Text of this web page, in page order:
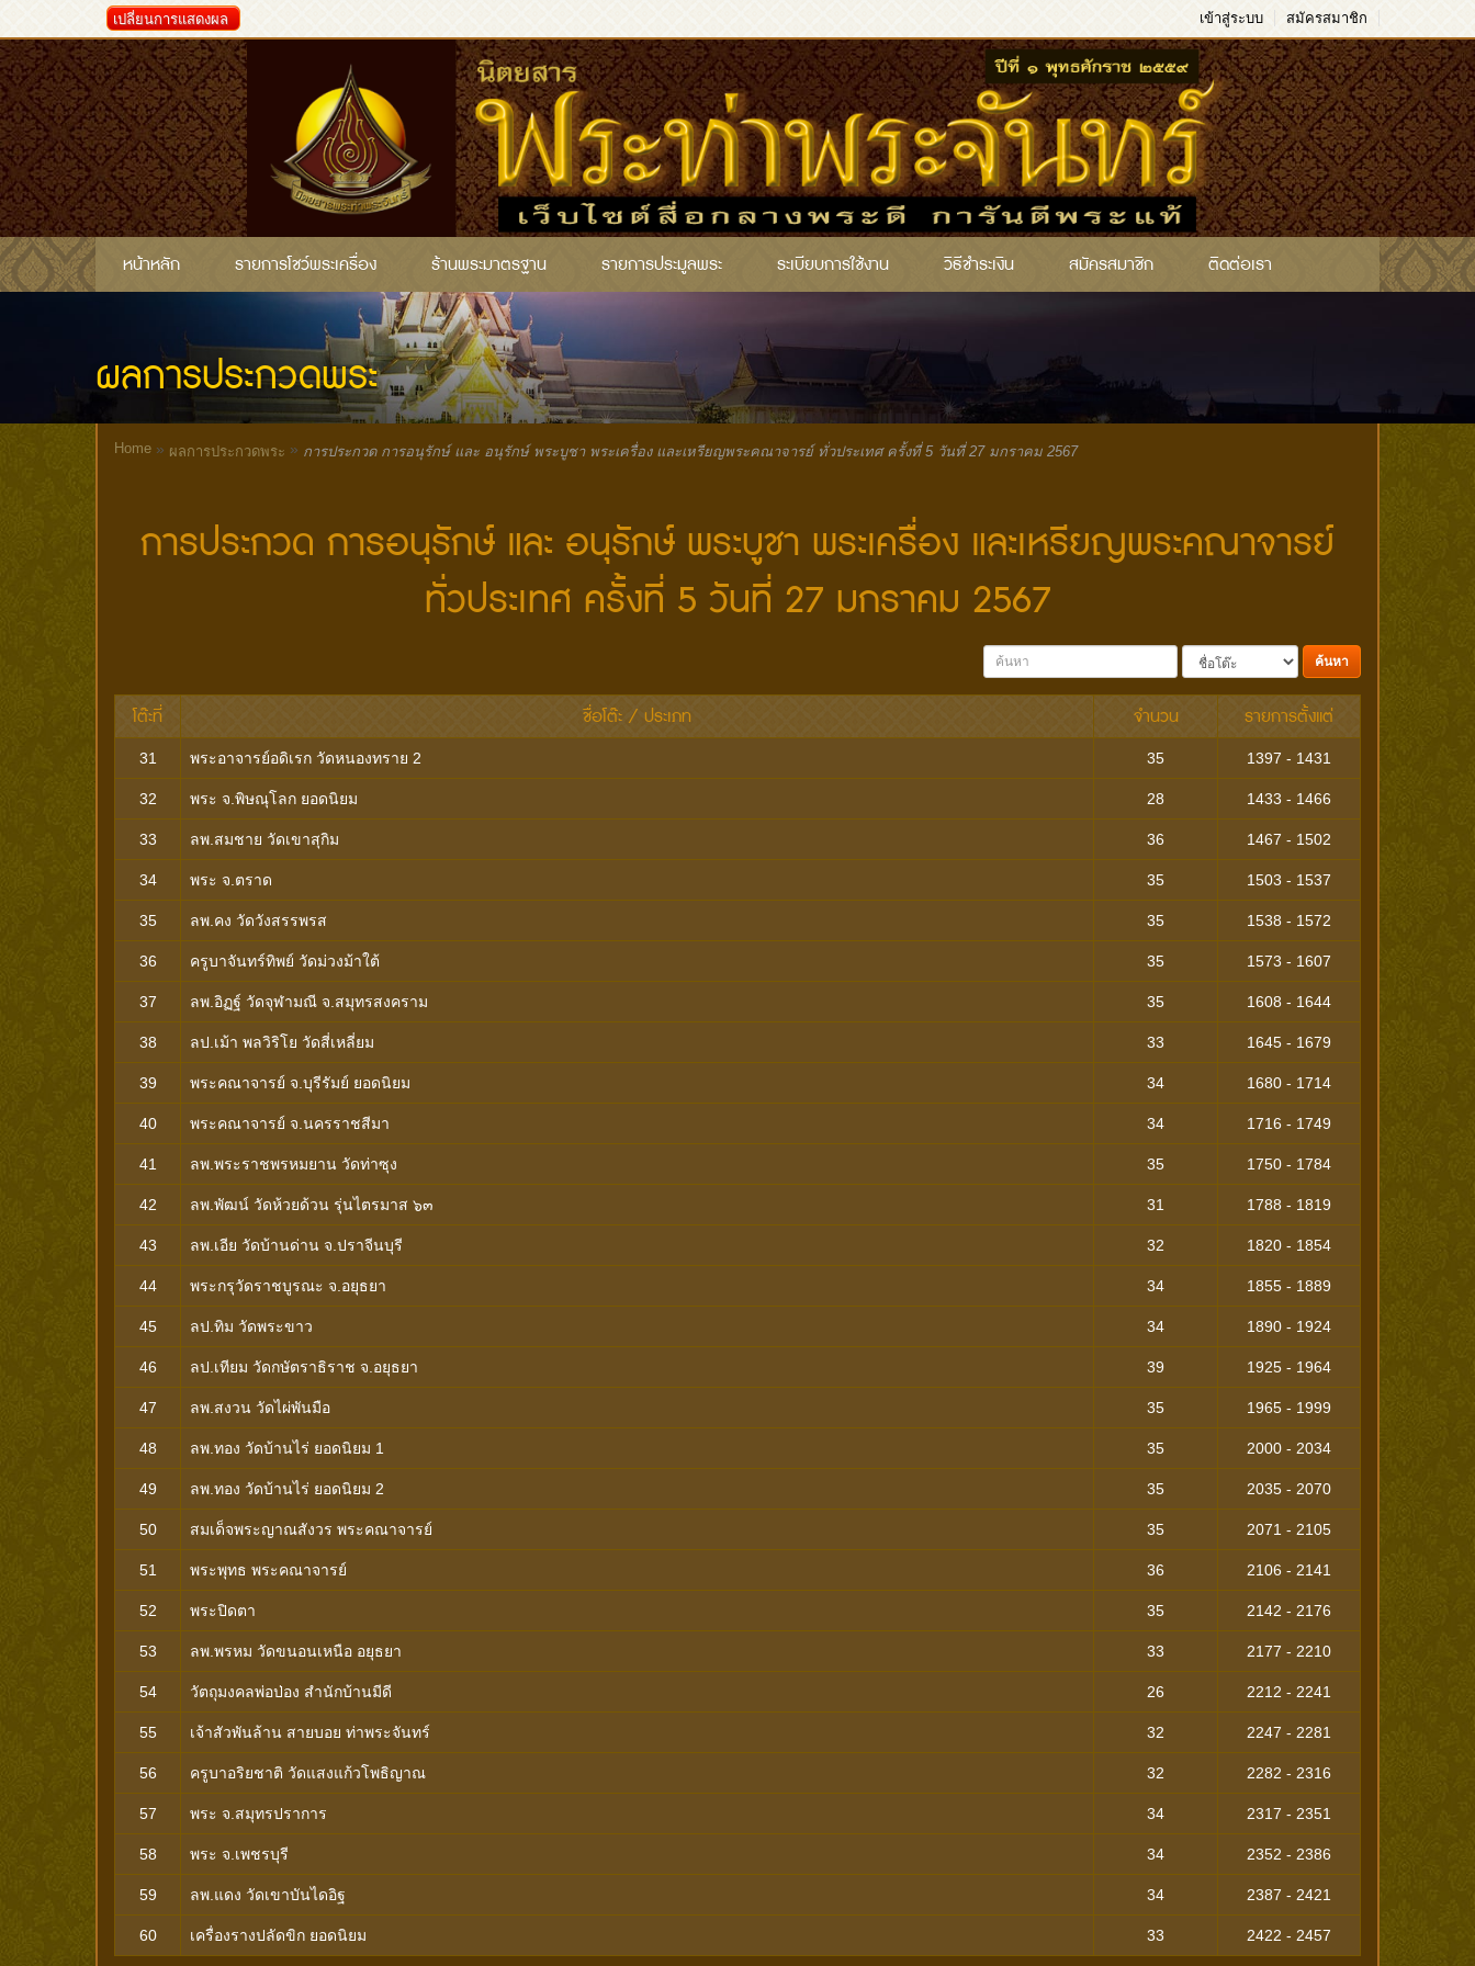
เปลี่ยนการแสดงผล เข้าสู่ระบบ สมัครสมาชิก
หน้าหลัก รายการโชว์พระเครื่อง ร้านพระมาตรฐาน รายการประมูลพระ ระเบียบการใช้งาน วิธีชำระเงิน สมัครสมาชิก ติดต่อเรา
ผลการประกวดพระ
Home » ผลการประกวดพระ » การประกวด การอนุรักษ์ และ อนุรักษ์ พระบูชา พระเครื่อง และเหรียญพระคณาจารย์ ทั่วประเทศ ครั้งที่ 5 วันที่ 27 มกราคม 2567
การประกวด การอนุรักษ์ และ อนุรักษ์ พระบูชา พระเครื่อง และเหรียญพระคณาจารย์
ทั่วประเทศ ครั้งที่ 5 วันที่ 27 มกราคม 2567
ค้นหา
โต๊ะที่ ชื่อโต๊ะ / ประเภท จำนวน รายการตั้งแต่
31 พระอาจารย์อดิเรก วัดหนองทราย 2 35 1397 - 1431
32 พระ จ.พิษณุโลก ยอดนิยม 28 1433 - 1466
33 ลพ.สมชาย วัดเขาสุกิม 36 1467 - 1502
34 พระ จ.ตราด 35 1503 - 1537
35 ลพ.คง วัดวังสรรพรส 35 1538 - 1572
36 ครูบาจันทร์ทิพย์ วัดม่วงม้าใต้ 35 1573 - 1607
37 ลพ.อิฏฐ์ วัดจุฬามณี จ.สมุทรสงคราม 35 1608 - 1644
38 ลป.เม้า พลวิริโย วัดสี่เหลี่ยม 33 1645 - 1679
39 พระคณาจารย์ จ.บุรีรัมย์ ยอดนิยม 34 1680 - 1714
40 พระคณาจารย์ จ.นครราชสีมา 34 1716 - 1749
41 ลพ.พระราชพรหมยาน วัดท่าซุง 35 1750 - 1784
42 ลพ.พัฒน์ วัดห้วยด้วน รุ่นไตรมาส ๖๓ 31 1788 - 1819
43 ลพ.เอีย วัดบ้านด่าน จ.ปราจีนบุรี 32 1820 - 1854
44 พระกรุวัดราชบูรณะ จ.อยุธยา 34 1855 - 1889
45 ลป.ทิม วัดพระขาว 34 1890 - 1924
46 ลป.เทียม วัดกษัตราธิราช จ.อยุธยา 39 1925 - 1964
47 ลพ.สงวน วัดไผ่พันมือ 35 1965 - 1999
48 ลพ.ทอง วัดบ้านไร่ ยอดนิยม 1 35 2000 - 2034
49 ลพ.ทอง วัดบ้านไร่ ยอดนิยม 2 35 2035 - 2070
50 สมเด็จพระญาณสังวร พระคณาจารย์ 35 2071 - 2105
51 พระพุทธ พระคณาจารย์ 36 2106 - 2141
52 พระปิดตา 35 2142 - 2176
53 ลพ.พรหม วัดขนอนเหนือ อยุธยา 33 2177 - 2210
54 วัตถุมงคลพ่อป่อง สำนักบ้านมีดี 26 2212 - 2241
55 เจ้าสัวพันล้าน สายบอย ท่าพระจันทร์ 32 2247 - 2281
56 ครูบาอริยชาติ วัดแสงแก้วโพธิญาณ 32 2282 - 2316
57 พระ จ.สมุทรปราการ 34 2317 - 2351
58 พระ จ.เพชรบุรี 34 2352 - 2386
59 ลพ.แดง วัดเขาบันไดอิฐ 34 2387 - 2421
60 เครื่องรางปลัดขิก ยอดนิยม 33 2422 - 2457